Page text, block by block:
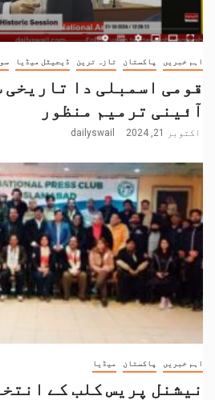
اہم خبریں پاکستان تازہ ترین ڈیجیٹل میڈیا
آئینی ترمیم منظور
اکتوبر 21, 2024 dailyswail
اہم خبریں پاکستان میڈیا
نیشنل پریس کلب کے